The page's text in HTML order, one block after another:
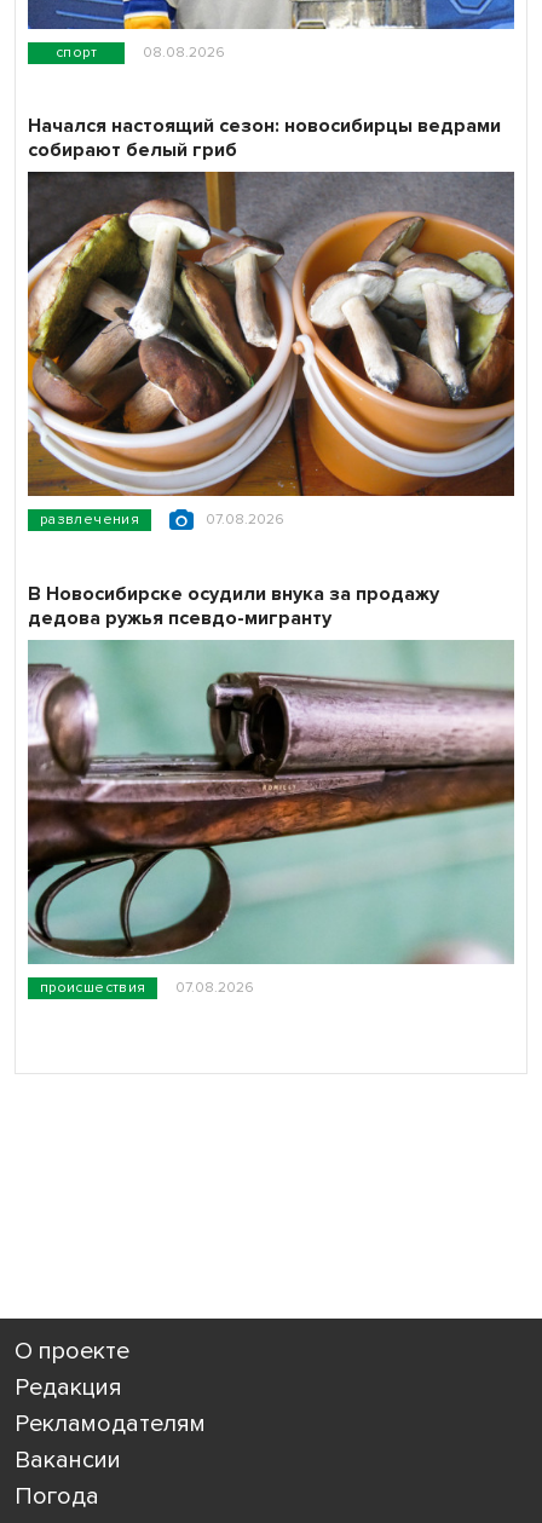
спорт 08.08.2026
развлечения 07.08.2026
Начался настоящий сезон: новосибирцы ведрами
собирают белый гриб
происшествия 07.08.2026
В Новосибирске осудили внука за продажу
дедова ружья псевдо-мигранту
О проекте
Редакция
Рекламодателям
Вакансии
Погода